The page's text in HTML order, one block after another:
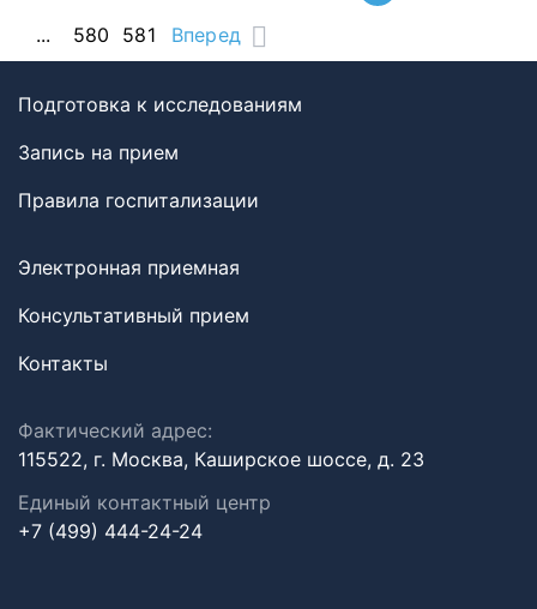
...
580 581 Вперед
Подготовка к исследованиям
Запись на прием
Правила госпитализации
Электронная приемная
Консультативный прием
Контакты
Фактический адрес:
115522, г. Москва, Каширское шоссе, д. 23
Единый контактный центр
+7 (499) 444-24-24